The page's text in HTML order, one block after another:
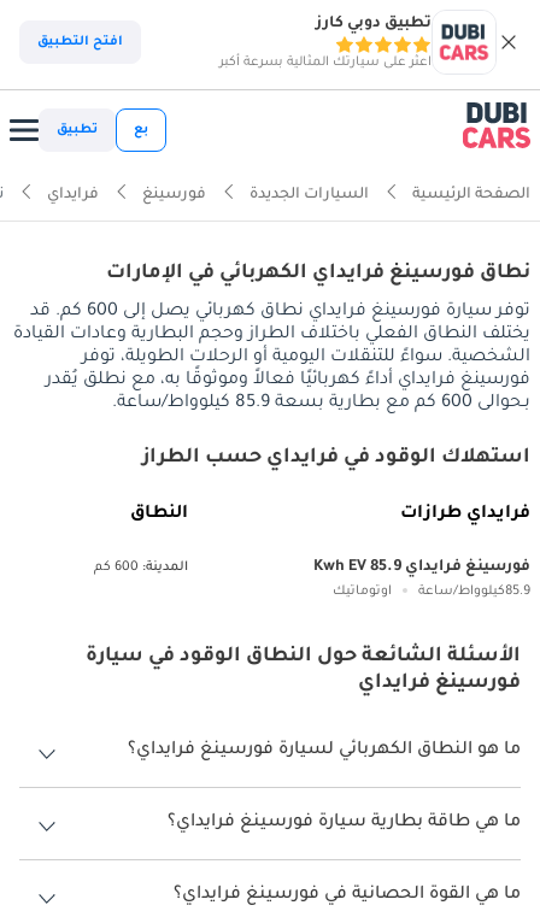
تطبيق دوبي كارز
اعثر على سيارتك المثالية بسرعة أكبر
افتح التطبيق
بع تطبيق
الصفحة الرئيسية السيارات الجديدة فورسينغ فرايداي
نطاق فورسينغ فرايداي الكهربائي في الإمارات
توفر سيارة فورسينغ فرايداي نطاق كهربائي يصل إلى 600 كم. قد
يختلف النطاق الفعلي باختلاف الطراز وحجم البطارية وعادات القيادة
الشخصية. سواءً للتنقلات اليومية أو الرحلات الطويلة، توفر
فورسينغ فرايداي أداءً كهربائيًا فعالاً وموثوقًا به، مع نطلق يُقدر
بـحوالى 600 كم مع بطارية بسعة 85.9 كيلوواط/ساعة.
استهلاك الوقود في فرايداي حسب الطراز
فرايداي طرازات النطاق
فورسينغ فرايداي 85.9 Kwh EV
85.9كيلوواط/ساعة اوتوماتيك
المدينة: 600 كم
الأسئلة الشائعة حول النطاق الوقود في سيارة
فورسينغ فرايداي
ما هو النطاق الكهربائي لسيارة فورسينغ فرايداي؟
يتراوح النطاق الكهربائي لسيارة فورسينغ فرايداي بين 600 كم.
ما هي طاقة بطارية سيارة فورسينغ فرايداي؟
طاقة بطارية سيارة فورسينغ فرايداي هي 85.9 كيلوواط/ساعة.
ما هي القوة الحصانية في فورسينغ فرايداي؟